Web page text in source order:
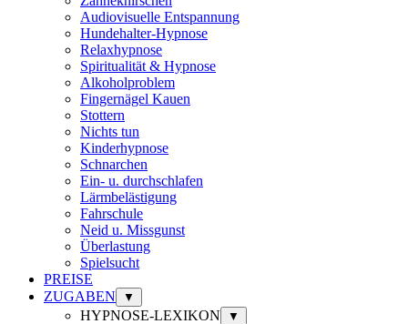
Audiovisuelle Entspannung
Hundehalter-Hypnose
Relaxhypnose
Spiritualität & Hypnose
Alkoholproblem
Fingernägel Kauen
Stottern
Nichts tun
Kinderhypnose
Schnarchen
Ein- u. durchschlafen
Lärmbelästigung
Fahrschule
Neid u. Missgunst
Überlastung
Spielsucht
PREISE
ZUGABEN
▼
HYPNOSE-LEXIKON ▼